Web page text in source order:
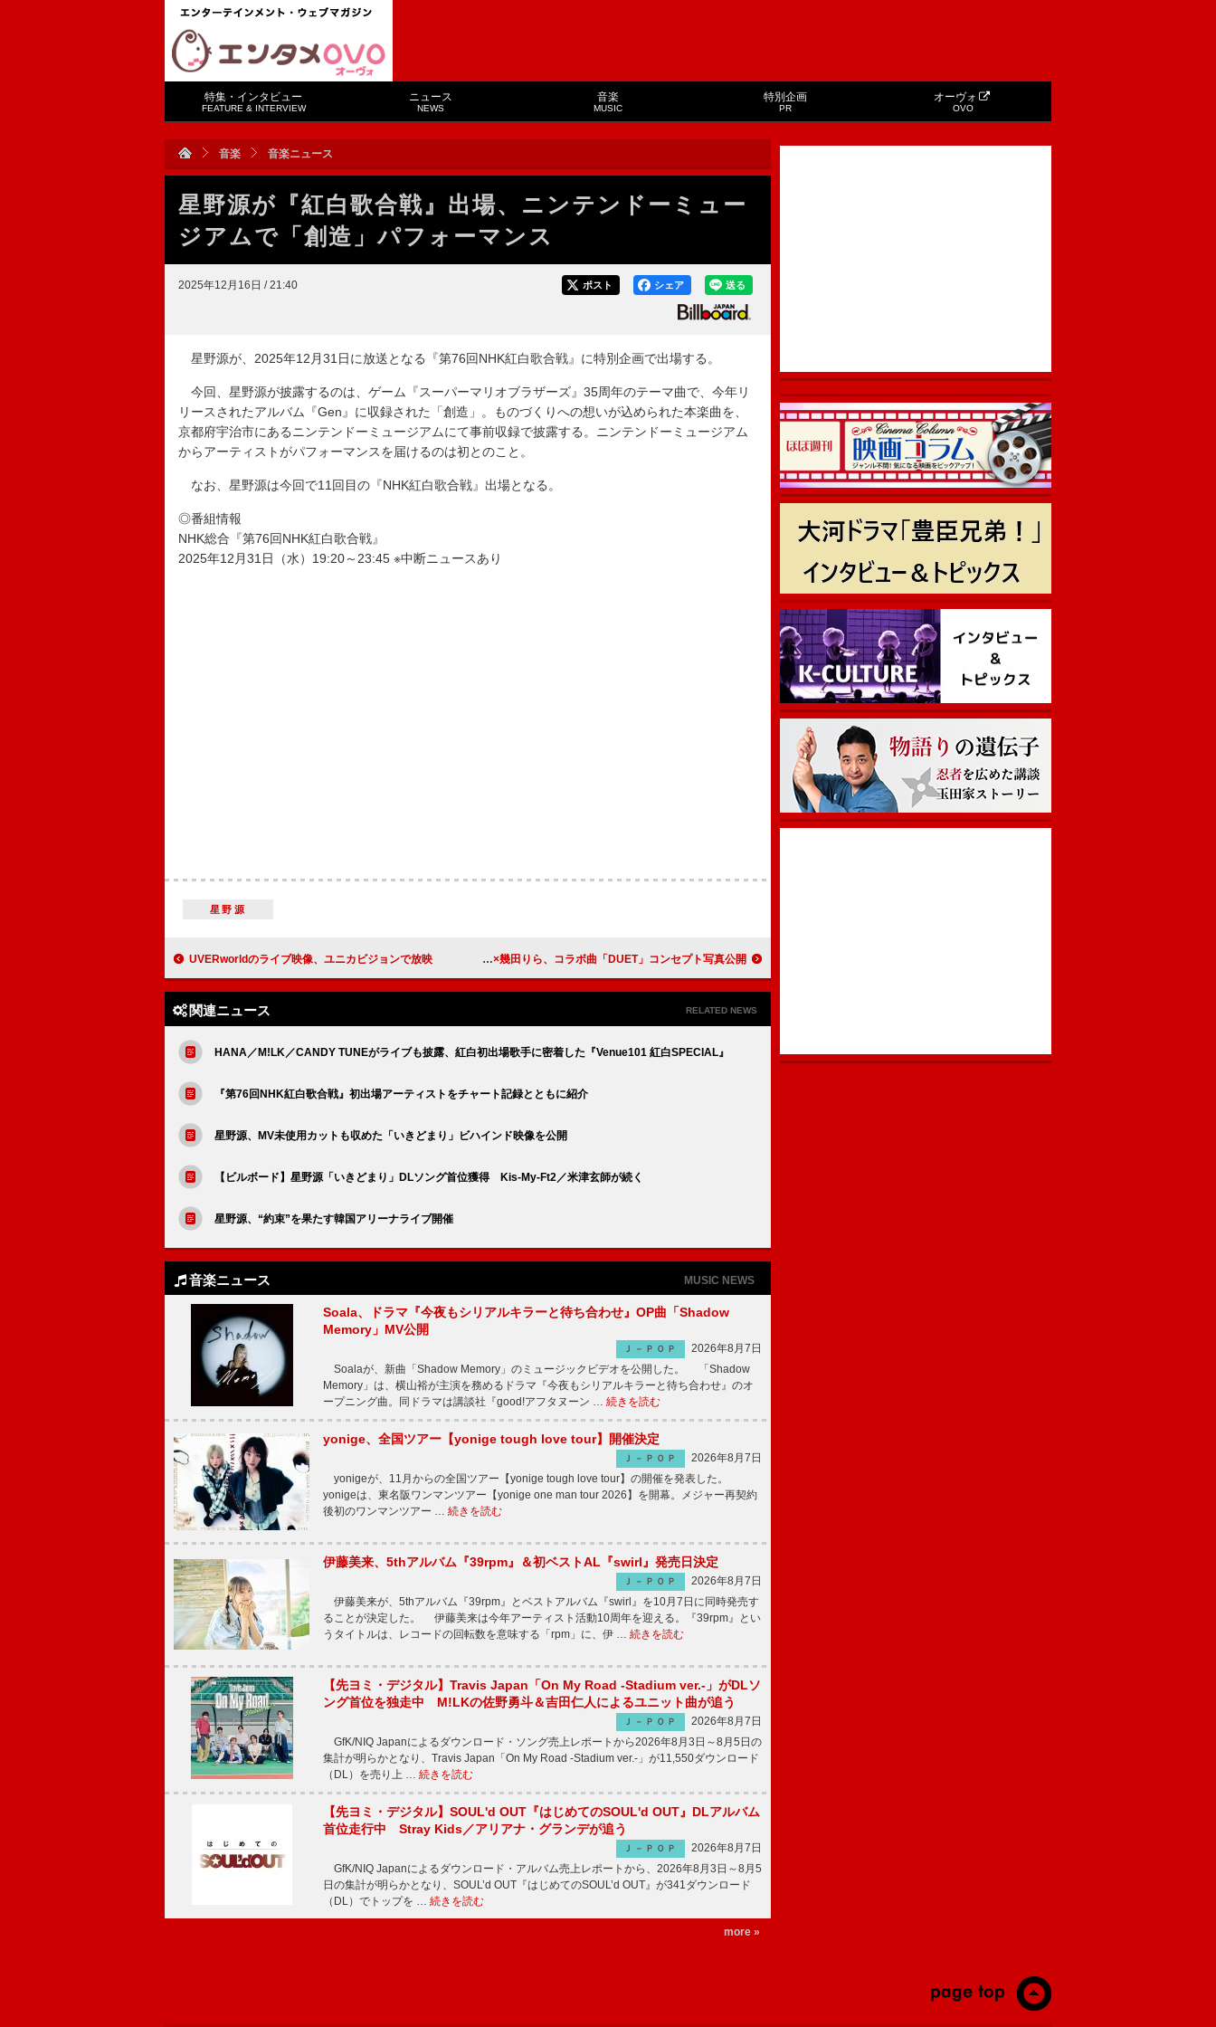
特集・インタビュー
FEATURE & INTERVIEW
ニュース
NEWS
音楽
MUSIC
特別企画
PR
オーヴォ
OVO
音楽 音楽ニュース
星野源が『紅白歌合戦』出場、ニンテンドーミュー
ジアムで「創造」パフォーマンス
2025年12月16日 / 21:40 送る
シェア
ポスト
星野源が、2025年12月31日に放送となる『第76回NHK紅白歌合戦』に特別企画で出場する。
今回、星野源が披露するのは、ゲーム『スーパーマリオブラザーズ』35周年のテーマ曲で、今年リ
リースされたアルバム『Gen』に収録された「創造」。ものづくりへの想いが込められた本楽曲を、
京都府宇治市にあるニンテンドーミュージアムにて事前収録で披露する。ニンテンドーミュージアム
からアーティストがパフォーマンスを届けるのは初とのこと。
なお、星野源は今回で11回目の『NHK紅白歌合戦』出場となる。
◎番組情報
NHK総合『第76回NHK紅白歌合戦』
2025年12月31日（水）19:20～23:45 ※中断ニュースあり
星野源
UVERworldのライブ映像、ユニカビジョンで放映 ZICO×幾田りら、コラボ曲「DUET」コンセプト写真公開
関連ニュース RELATED NEWS
HANA／M!LK／CANDY TUNEがライブも披露、紅白初出場歌手に密着した『Venue101 紅白SPECIAL』
『第76回NHK紅白歌合戦』初出場アーティストをチャート記録とともに紹介
星野源、MV未使用カットも収めた「いきどまり」ビハインド映像を公開
【ビルボード】星野源「いきどまり」DLソング首位獲得 Kis-My-Ft2／米津玄師が続く
星野源、“約束”を果たす韓国アリーナライブ開催
音楽ニュース MUSIC NEWS
Soala、ドラマ『今夜もシリアルキラーと待ち合わせ』OP曲「Shadow
Memory」MV公開
Ｊ－ＰＯＰ
2026年8月7日
Soalaが、新曲「Shadow Memory」のミュージックビデオを公開した。 「Shadow
Memory」は、横山裕が主演を務めるドラマ『今夜もシリアルキラーと待ち合わせ』のオ
ープニング曲。同ドラマは講談社『good!アフタヌーン … 続きを読む
yonige、全国ツアー【yonige tough love tour】開催決定
Ｊ－ＰＯＰ
2026年8月7日
yonigeが、11月からの全国ツアー【yonige tough love tour】の開催を発表した。
yonigeは、東名阪ワンマンツアー【yonige one man tour 2026】を開幕。メジャー再契約
後初のワンマンツアー … 続きを読む
伊藤美来、5thアルバム『39rpm』＆初ベストAL『swirl』発売日決定
Ｊ－ＰＯＰ
2026年8月7日
伊藤美来が、5thアルバム『39rpm』とベストアルバム『swirl』を10月7日に同時発売す
ることが決定した。 伊藤美来は今年アーティスト活動10周年を迎える。『39rpm』とい
うタイトルは、レコードの回転数を意味する「rpm」に、伊 … 続きを読む
【先ヨミ・デジタル】Travis Japan「On My Road -Stadium ver.-」がDLソ
ング首位を独走中 M!LKの佐野勇斗＆吉田仁人によるユニット曲が追う
Ｊ－ＰＯＰ
2026年8月7日
GfK/NIQ Japanによるダウンロード・ソング売上レポートから2026年8月3日～8月5日の
集計が明らかとなり、Travis Japan「On My Road -Stadium ver.-」が11,550ダウンロード
（DL）を売り上 … 続きを読む
【先ヨミ・デジタル】SOUL'd OUT『はじめてのSOUL'd OUT』DLアルバム
首位走行中 Stray Kids／アリアナ・グランデが追う
Ｊ－ＰＯＰ
2026年8月7日
GfK/NIQ Japanによるダウンロード・アルバム売上レポートから、2026年8月3日～8月5
日の集計が明らかとなり、SOUL’d OUT『はじめてのSOUL’d OUT』が341ダウンロード
（DL）でトップを … 続きを読む
more »